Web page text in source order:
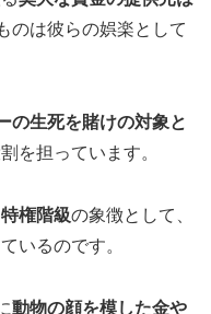
のは彼らの娯楽として
の生死を賭けの対象と
を担っています。
権階級の象徴として、
いるのです。
動物の顔を模した金や